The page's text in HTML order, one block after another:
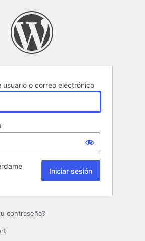
usuario o correo electrónico
contraseña?